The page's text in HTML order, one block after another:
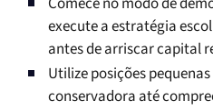
execute a estratégia
antes de arriscar capital
Utilize posições
conservadora até